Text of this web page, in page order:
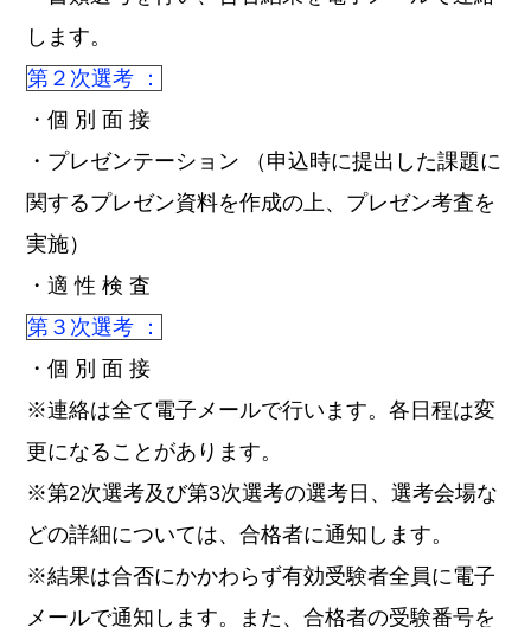
します。
第２次選考 ：
・個 別 面 接
・プレゼンテーション （申込時に提出した課題に
関するプレゼン資料を作成の上、プレゼン考査を
実施）
・適 性 検 査
第３次選考 ：
・個 別 面 接
※連絡は全て電子メールで行います。各日程は変
更になることがあります。
※第2次選考及び第3次選考の選考日、選考会場な
どの詳細については、合格者に通知します。
※結果は合否にかかわらず有効受験者全員に電子
メールで通知します。また、合格者の受験番号を